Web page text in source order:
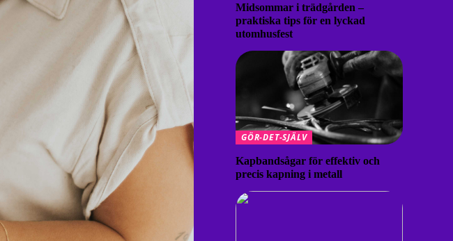
Midsommar i trädgården –
praktiska tips för en lyckad
utomhusfest
GÖR-DET-SJÄLV
Kapbandsågar för effektiv och
precis kapning i metall